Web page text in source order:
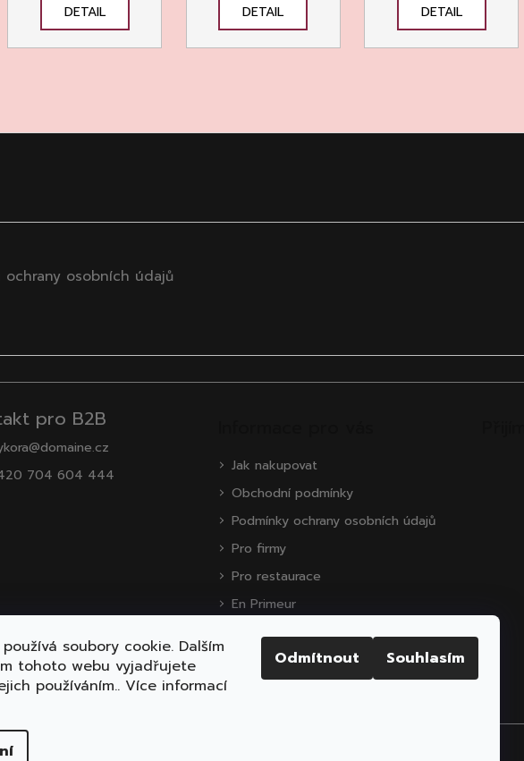
soubory cookie. Dalším
tohoto webu vyjadřujete
používáním.. Více informací
Odmítnout Souhlasím
DETAIL DETAIL DETAIL
ochrany osobních údajů
pro B2B
704 604 444
Jak nakupovat
Obchodní podmínky
Podmínky ochrany osobních údajů
Pro firmy
Pro restaurace
En Primeur
Zákaznická podpora